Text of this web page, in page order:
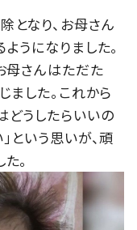
なり、お母さん
うになりました。
母さんはただた
ました。これから
うしたらいいの
という思いが、頑
。